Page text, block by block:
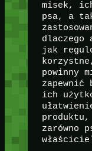
misek,
psa, a
dlaczego
jak
powinny
zapewnić
ich
zarówno